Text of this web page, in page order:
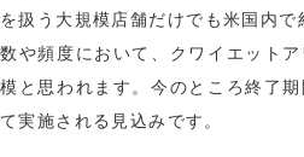
を扱う大規模店舗だけでも米国内
数や頻度において、クワイエット
模と思われます。今のところ終了
て実施される見込みです。